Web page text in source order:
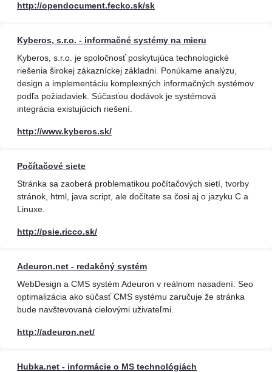
http://opendocument.fecko.sk/sk
Kyberos, s.r.o. - informačné systémy na mieru
Kyberos, s.r.o. je spoločnosť poskytujúca technologické
riešenia širokej zákazníckej základni. Ponúkame analýzu,
design a implementáciu komplexných informačných systémov
podľa požiadaviek. Súčasťou dodávok je systémová
integrácia existujúcich riešení.
http://www.kyberos.sk/
Počítačové siete
Stránka sa zaoberá problematikou počítačových sietí, tvorby
stránok, html, java script, ale dočítate sa čosi aj o jazyku C a
Linuxe.
http://psie.ricco.sk/
Adeuron.net - redakčný systém
WebDesign a CMS systém Adeuron v reálnom nasadení. Seo
optimalizácia ako súčasť CMS systému zaručuje že stránka
bude navštevovaná cielovými uživateľmi.
http://adeuron.net/
Hubka.net - informácie o MS technológiách